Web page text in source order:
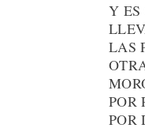
Y
LAS
POR
POR